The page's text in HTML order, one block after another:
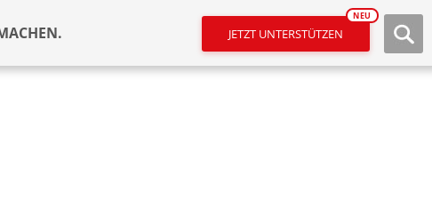
JETZT UNTERSTÜTZEN
NEU